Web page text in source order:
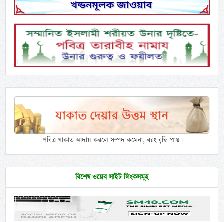
পবিত্র যাকাত আদায় করলে সম্পদ কমেনা, বরং বৃদ্ধি পায়।
বিশেষ ওয়েব সাইট লিংকসমূহ